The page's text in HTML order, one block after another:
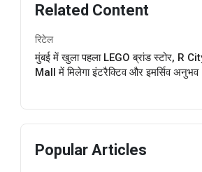
Related Content
रिटेल
मुंबई में खुला पहला LEGO ब्रांड स्टोर, R
Mall में मिलेगा इंटरैक्टिव और इमर्सिव अनुभव
Popular Articles